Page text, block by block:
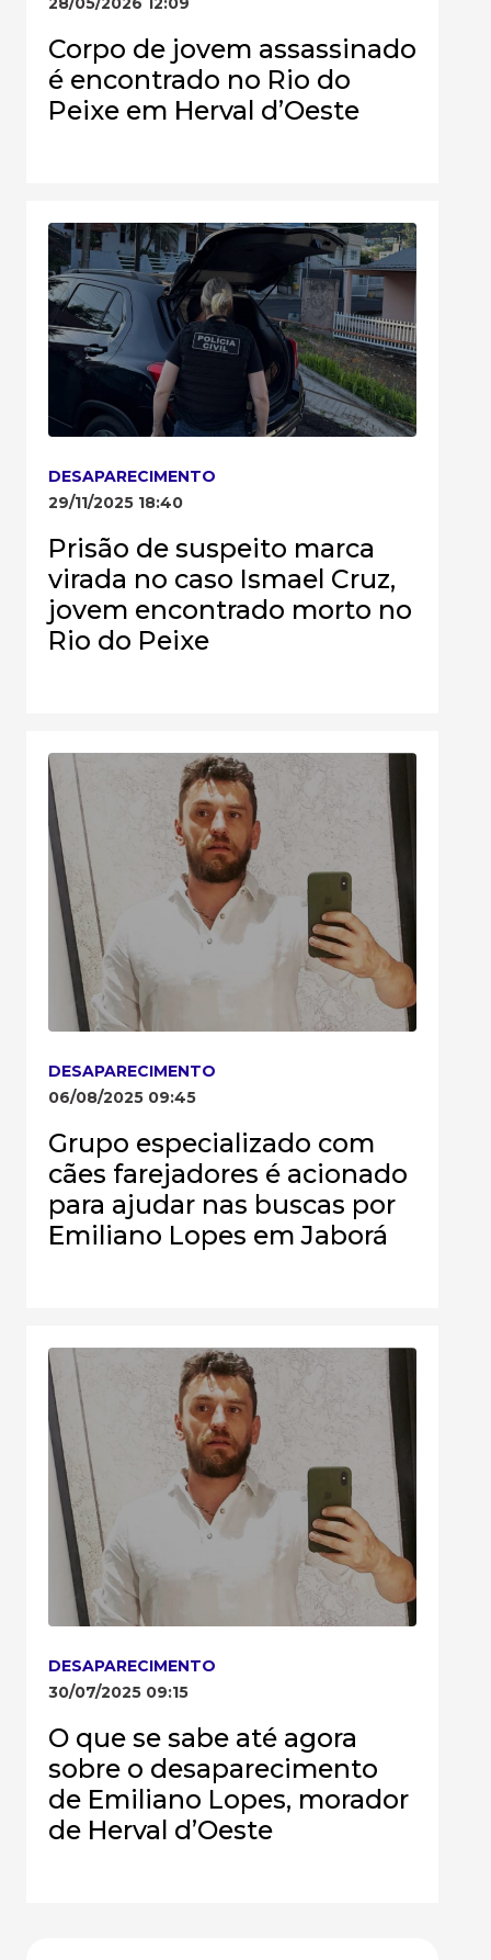
Corpo de jovem assassinado
é encontrado no Rio do
Peixe em Herval d’Oeste
DESAPARECIMENTO
29/11/2025 18:40
Prisão de suspeito marca
virada no caso Ismael Cruz,
jovem encontrado morto no
Rio do Peixe
DESAPARECIMENTO
06/08/2025 09:45
Grupo especializado com
cães farejadores é acionado
para ajudar nas buscas por
Emiliano Lopes em Jaborá
DESAPARECIMENTO
30/07/2025 09:15
O que se sabe até agora
sobre o desaparecimento
de Emiliano Lopes, morador
de Herval d’Oeste